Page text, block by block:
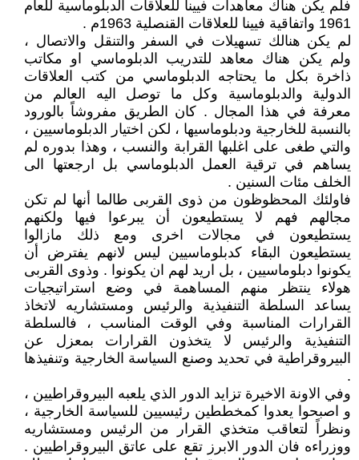
فلم يكن هناك معاهدات فيينا للعلاقات الدبلوماسية للعام
1961 واتفاقية فيينا للعلاقات القنصلية 1963م .
لم يكن هنالك تسهيلات في السفر والتنقل والاتصال ،
ولم يكن هناك معاهد للتدريب الدبلوماسي او مكاتب
ذاخرة بكل ما يحتاجه الدبلوماسي من كتب العلاقات
الدولية والدبلوماسية وكل ما توصل اليه العالم من
معرفة في هذا المجال . كان الطريق مفروشاً بالورود
بالنسبة للخارجية ودبلوماسيها ، لكن اختيار الدبلوماسيين ،
والتي طغى على اغلبها القرابة والنسب ، وهذا بدوره لم
يساهم في ترقية العمل الدبلوماسي بل ارجعتها الى
الخلف مئات السنين .
فاولئك المحظوظون من ذوى القربى طالما أنها لم تكن
مجالهم فهم لا يستطيعون أن يبرعوا فيها ولكنهم
يستطيعون في مجالات اخرى ومع ذلك مازالوا
يستطيعون البقاء كدبلوماسيين ليس لانهم يفترض أن
يكونوا دبلوماسيين ، بل اريد لهم ان يكونوا . وذوى القربى
هولاء ينتظر منهم المساهمة في وضع استراتيجيات
يساعد السلطة التنفيذية والرئيس ومستشاريه لاتخاذ
القرارات المناسبة وفي الوقت المناسب ، فالسلطة
التنفيذية والرئيس لا يتخذون القرارات بمعزل عن
البيروقراطية في تحديد وصنع السياسة الخارجية وتنفيذها
.
وفي الاونة الاخيرة تزايد الدور الذي يلعبه البيروقراطيين ،
و اصبحوا يعدوا كمخططين رئيسيين للسياسة الخارجية ،
ونظراً لتعاقب متخذي القرار من الرئيس ومستشاريه
ووزراءه فان الدور الابرز تقع على عاتق البيروقراطيين .